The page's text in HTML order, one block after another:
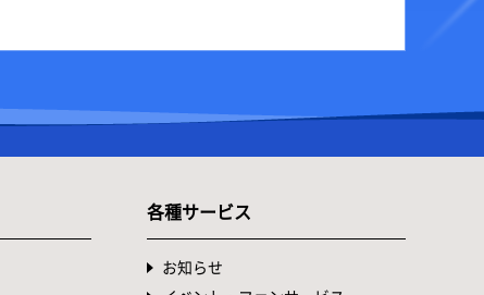
各種サービス
お知らせ